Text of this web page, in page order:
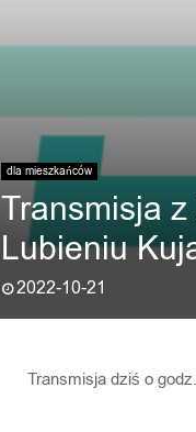
dla mieszkańców
Transmisja
Lubieniu
2022-10-21
Transmisja dziś o